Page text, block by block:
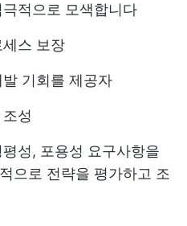
적으로 모색합니다
스 보장
기회를 제공자
성
성, 포용성 요구사항을
으로 전략을 평가하고 조